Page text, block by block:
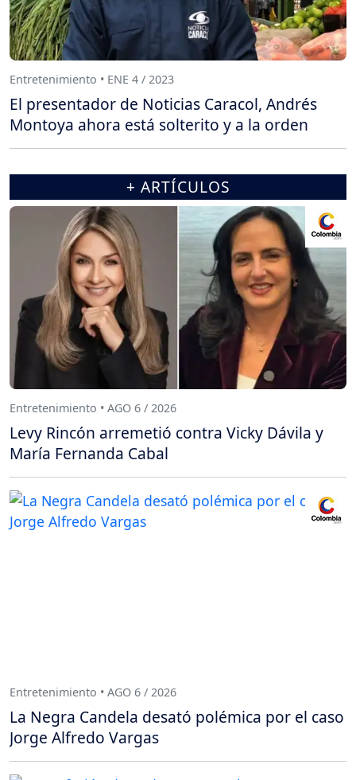
Entretenimiento • ENE 4 / 2023
El presentador de Noticias Caracol, Andrés
Montoya ahora está solterito y a la orden
+ ARTÍCULOS
Entretenimiento • AGO 6 / 2026
Levy Rincón arremetió contra Vicky Dávila y
María Fernanda Cabal
Entretenimiento • AGO 6 / 2026
La Negra Candela desató polémica por el caso
Jorge Alfredo Vargas